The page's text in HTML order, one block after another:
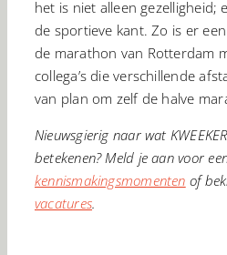
het is niet alleen gezelligheid;
de sportieve kant. Zo is er
de marathon van Rotterdam
collega’s die verschillende
van plan om zelf de halve
Nieuwsgierig naar wat
betekenen? Meld je aan voor
kennismakingsmomenten of
vacatures.